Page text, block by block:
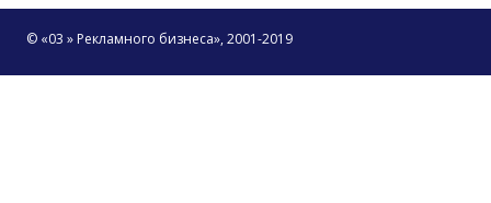
© «03 » Рекламного бизнеса», 2001-2019